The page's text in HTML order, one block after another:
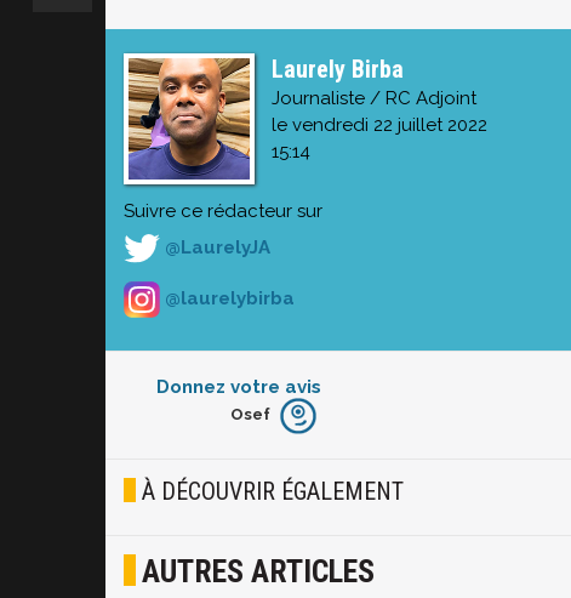
Laurely Birba
Journaliste / RC Adjoint
le vendredi 22 juillet 2022
15:14
Suivre ce rédacteur sur
@LaurelyJA
@laurelybirba
Donnez votre avis
Furieux
Joyeux
Osef
À DÉCOUVRIR ÉGALEMENT
AUTRES ARTICLES